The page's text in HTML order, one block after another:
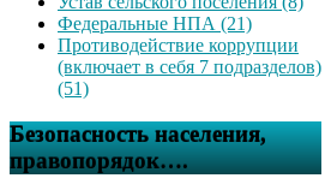
Федеральные НПА (21)
Противодействие коррупции
(включает в себя 7 подразделов)
(51)
Безопасность населения,
правопорядок….